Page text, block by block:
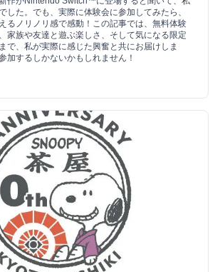
した。でも、実際に体験会に参加してみたら、
るノリノリ感で感動！この記事では、無料体験
家族や友達と遊ぶ楽しさ、そして気になる限定
で、私が実際に感じた興奮と共にお届けしま
加するしかないかもしれません！